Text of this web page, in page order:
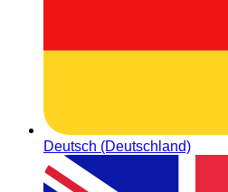
Deutsch (Deutschland)